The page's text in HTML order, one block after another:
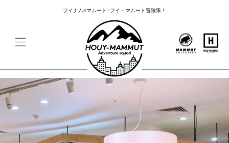
フイナム×マムート=フイ・マムート冒険隊！